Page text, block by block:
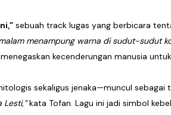
sebuah track lugas yang berbicara
menampung warna di sudut-sudut
kecenderungan manusia
sekaligus jenaka—muncul sebagai
Lesti,”kata Tofan. Lagu ini jadi simbol